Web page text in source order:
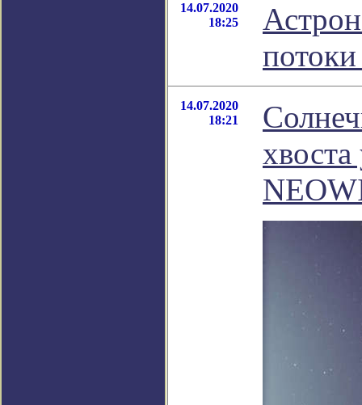
14.07.2020
18:25
14.07.2020
18:21